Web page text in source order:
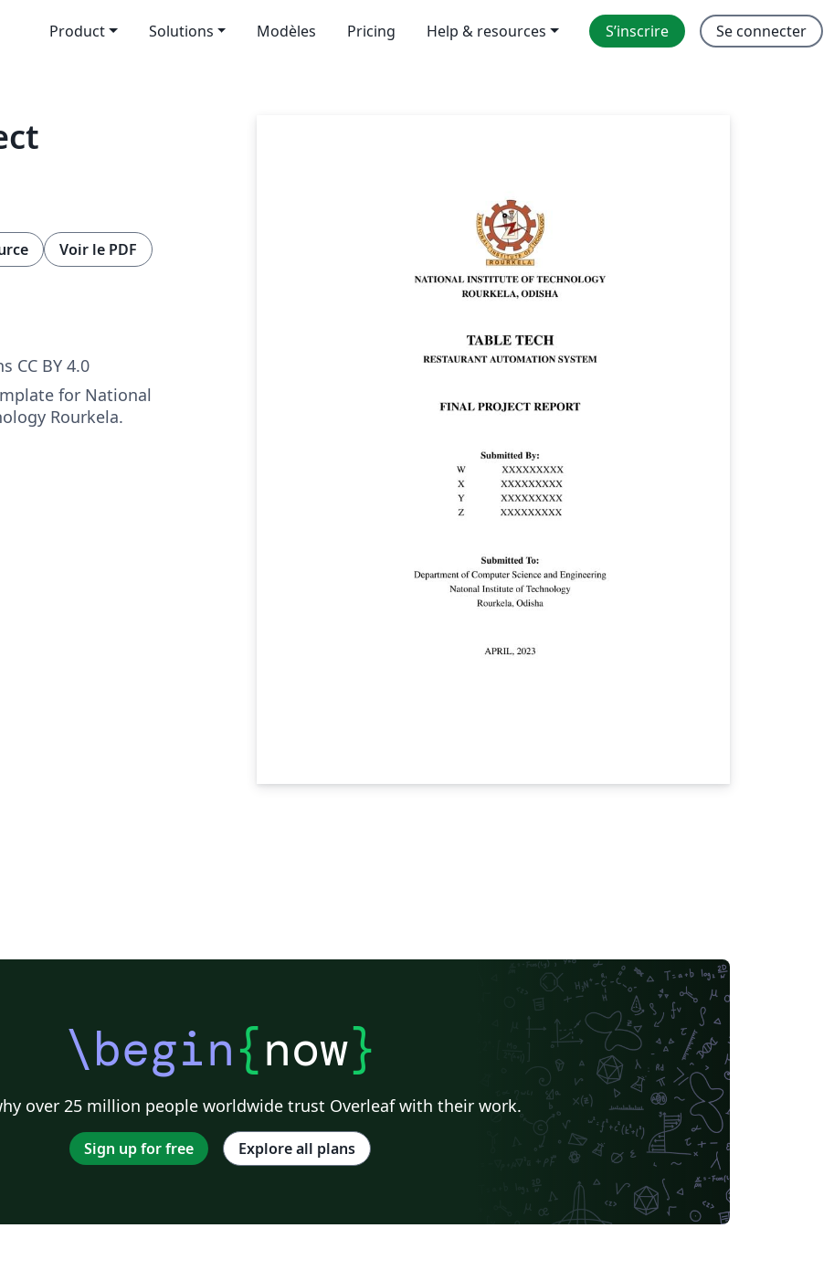
Product Solutions Modèles Pricing Help & resources S’inscrire Se connecter
Voir le PDF
CC BY 4.0
for National
Rourkela.
\begin{now}
over 25 million people worldwide trust Overleaf with their work.
Sign up for free Explore all plans